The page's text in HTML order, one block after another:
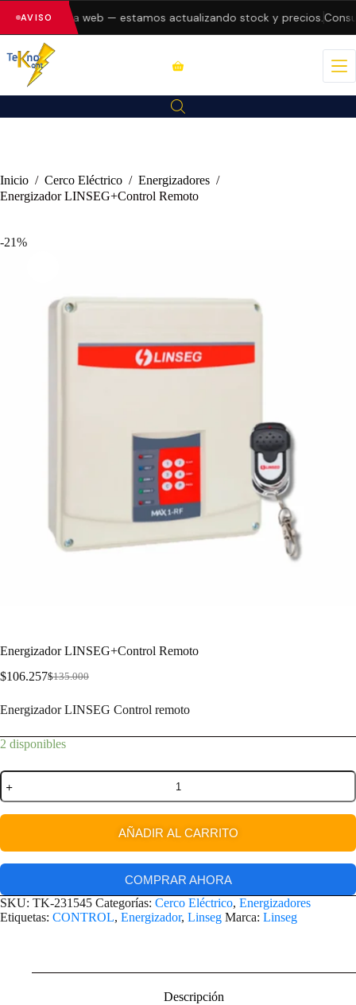
AVISO
errores en la web — estamos actualizando stock y precios.
Inicio / Cerco Eléctrico / Energizadores /
Energizador LINSEG+Control Remoto
-21%
Energizador LINSEG+Control Remoto
$135.000
$106.257
Energizador LINSEG Control remoto
2 disponibles
AÑADIR AL CARRITO
COMPRAR AHORA
SKU: TK-231545 Categorías: Cerco Eléctrico, Energizadores
Etiquetas: CONTROL, Energizador, Linseg Marca: Linseg
Descripción